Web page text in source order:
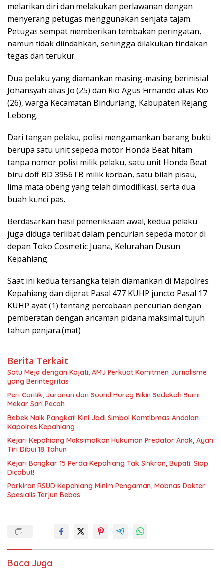
melarikan diri dan melakukan perlawanan dengan
menyerang petugas menggunakan senjata tajam.
Petugas sempat memberikan tembakan peringatan,
namun tidak diindahkan, sehingga dilakukan tindakan
tegas dan terukur.
Dua pelaku yang diamankan masing-masing berinisial
Johansyah alias Jo (25) dan Rio Agus Firnando alias Rio
(26), warga Kecamatan Binduriang, Kabupaten Rejang
Lebong.
Dari tangan pelaku, polisi mengamankan barang bukti
berupa satu unit sepeda motor Honda Beat hitam
tanpa nomor polisi milik pelaku, satu unit Honda Beat
biru doff BD 3956 FB milik korban, satu bilah pisau,
lima mata obeng yang telah dimodifikasi, serta dua
buah kunci pas.
Berdasarkan hasil pemeriksaan awal, kedua pelaku
juga diduga terlibat dalam pencurian sepeda motor di
depan Toko Cosmetic Juana, Kelurahan Dusun
Kepahiang.
Saat ini kedua tersangka telah diamankan di Mapolres
Kepahiang dan dijerat Pasal 477 KUHP juncto Pasal 17
KUHP ayat (1) tentang percobaan pencurian dengan
pemberatan dengan ancaman pidana maksimal tujuh
tahun penjara.(mat)
Berita Terkait
Satu Meja dengan Kajati, AMJ Perkuat Komitmen Jurnalisme
yang Berintegritas
Peri Cantik, Jaranan dan Sound Horeg Bikin Sedekah Bumi
Mekar Sari Pecah
Bebek Naik Pangkat! Kini Jadi Simbol Kamtibmas Andalan
Kapolres Kepahiang
Kejari Kepahiang Maksimalkan Hukuman Predator Anak, Ayah
Tiri Dibui 18 Tahun
Kejari Bongkar 15 Perda Kepahiang Tak Sinkron, Bupati: Siap
Dicabut!
Parkiran RSUD Kepahiang Minim Pengaman, Mobnas Dokter
Spesialis Terjun Bebas
Baca Juga